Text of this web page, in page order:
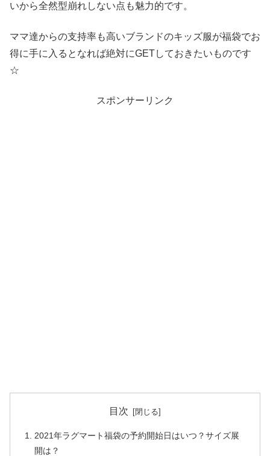
いから全然型崩れしない点も魅力的です。
ママ達からの支持率も高いブランドのキッズ服が福袋でお
得に手に入るとなれば絶対にGETしておきたいものです
☆
スポンサーリンク
目次
2021年ラグマート福袋の予約開始日はいつ？サイズ展
開は？